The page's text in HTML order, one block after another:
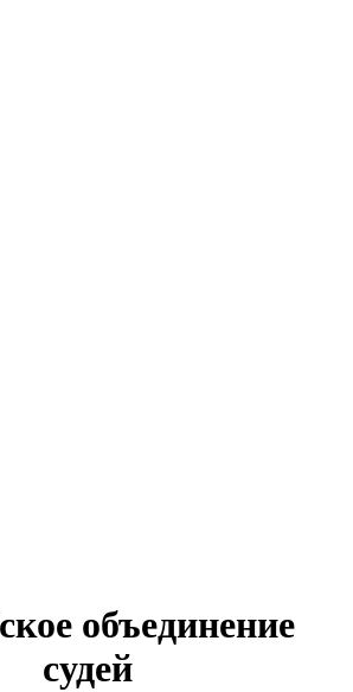
объединение
судей